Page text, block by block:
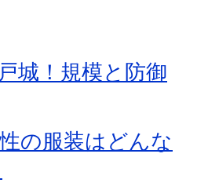
城！規模と防御
の服装はどんな